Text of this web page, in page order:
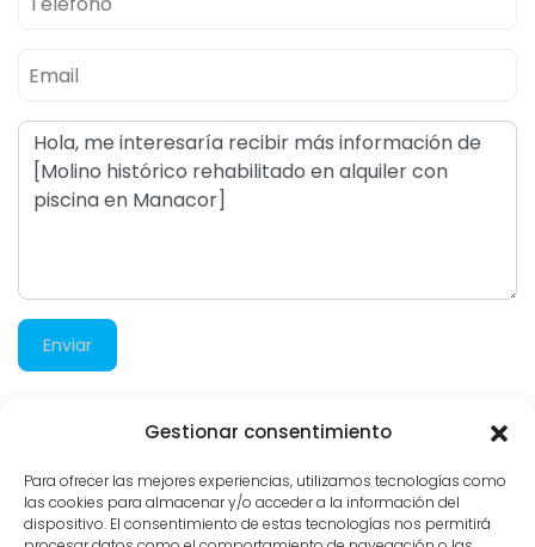
Gestionar consentimiento
Para ofrecer las mejores experiencias, utilizamos tecnologías como
las cookies para almacenar y/o acceder a la información del
dispositivo. El consentimiento de estas tecnologías nos permitirá
Enviar
1.207 visitas